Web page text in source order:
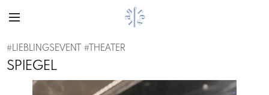
#LIEBLINGSEVENT # THEATER
SPIEGEL